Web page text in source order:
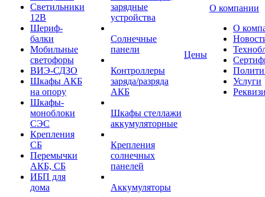
Светильники
12В
Шериф-
балки
Мобильные
светофоры
ВИЭ-СДЗО
Шкафы АКБ
на опору
Шкафы-
моноблоки
СЭС
Крепления
СБ
Перемычки
АКБ, СБ
ИБП для
дома
зарядные
устройства
Солнечные
панели
Контроллеры
заряда/разряда
АКБ
Шкафы стеллажи
аккумуляторные
Крепления
солнечных
панелей
Аккумуляторы
Цены
О компании
О
Услуги